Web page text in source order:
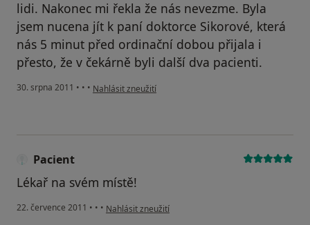
lidi. Nakonec mi řekla že nás nevezme. Byla
jsem nucena jít k paní doktorce Sikorové, která
nás 5 minut před ordinační dobou přijala i
přesto, že v čekárně byli další dva pacienti.
30. srpna 2011 • • • podle názoru uživatele Váš účet byl odstraněn
Nahlásit zneužití
Pacient
Lékař na svém místě!
22. července 2011 • • • podle názoru uživatele Pacient
Nahlásit zneužití